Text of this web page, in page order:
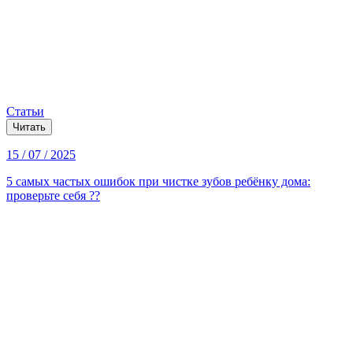
Статьи
Читать
15 / 07 / 2025
5 самых частых ошибок при чистке зубов ребёнку дома:
проверьте себя ??